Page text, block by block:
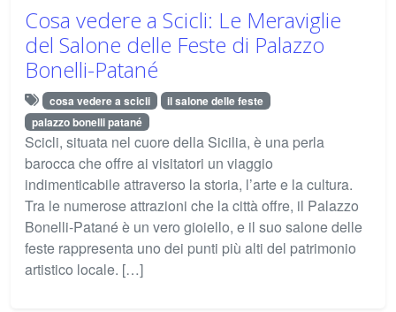
Cosa vedere a Scicli: Le Meraviglie
del Salone delle Feste di Palazzo
Bonelli-Patané
cosa vedere a scicli
il salone delle feste
palazzo bonelli patané
Scicli, situata nel cuore della Sicilia, è una perla
barocca che offre ai visitatori un viaggio
indimenticabile attraverso la storia, l’arte e la cultura.
Tra le numerose attrazioni che la città offre, il Palazzo
Bonelli-Patané è un vero gioiello, e il suo salone delle
feste rappresenta uno dei punti più alti del patrimonio
artistico locale. […]